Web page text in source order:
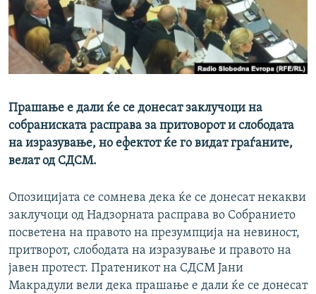
РСЕ веб страници
Прашање е дали ќе се донесат заклучоци на
собраниската расправа за притоворот и слободата
на изразување, но ефектот ќе го видат граѓаните,
велат од СДСМ.
Опозицијата се сомнева дека ќе се донесат некакви
заклучоци од Надзорната расправа во Собранието
посветена на правото на презумпција на невиност,
притворот, слободата на изразување и правото на
јавен протест. Пратеникот на СДСМ Јани
Макрадули вели дека прашање е дали ќе се донесат